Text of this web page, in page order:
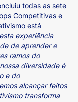
todas as sete
Competitivas e
está
experiência
de aprender e
ramos do
diversidade é
e do
alcançar feitos
transforma